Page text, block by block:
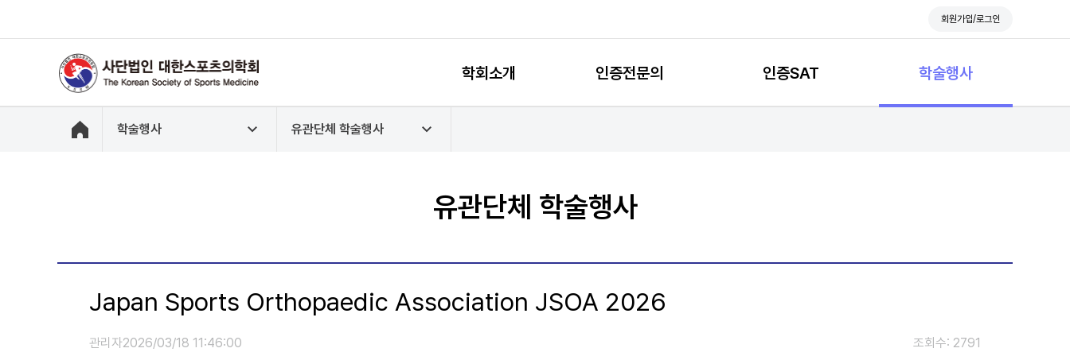
회원가입/로그인
학회소개 인증전문의 인증SAT 학술행사
학술행사 유관단체 학술행사
유관단체 학술행사
Japan Sports Orthopaedic Association JSOA 2026
관리자2026/03/18 11:46:00 조회수: 2791